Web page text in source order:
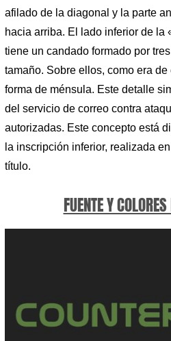
afilado de la diagonal y la parte
hacia arriba. El lado inferior de la
tiene un candado formado por
tamaño. Sobre ellos, como era
forma de ménsula. Este detalle
del servicio de correo contra
autorizadas. Este concepto está
la inscripción inferior, realizada
título.
FUENTE Y